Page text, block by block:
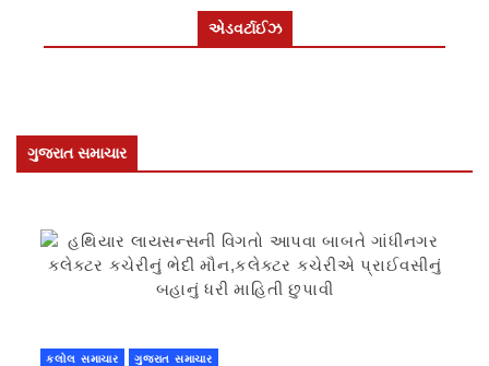
એડવર્ટાઈઝ
ગુજરાત સમાચાર
કલોલ સમાચાર ગુજરાત સમાચાર